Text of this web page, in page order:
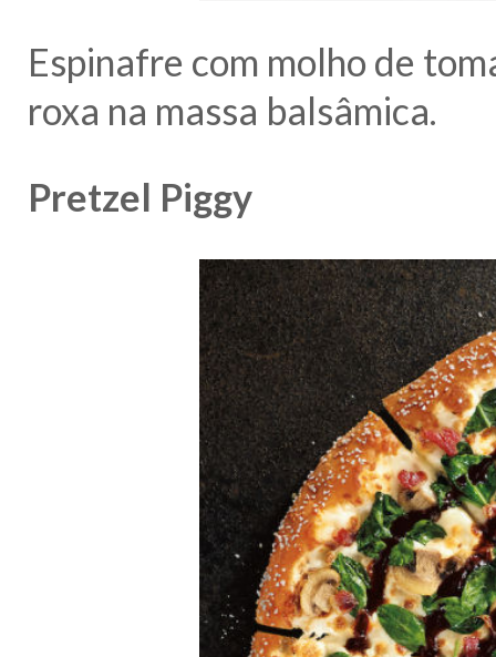
Espinafre com molho de
roxa na massa balsâmica.
Pretzel Piggy